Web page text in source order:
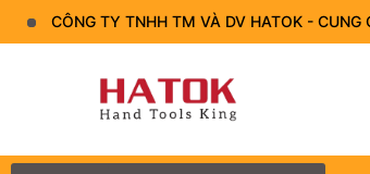
CÔNG TY TNHH TM VÀ DV HATOK - CUNG